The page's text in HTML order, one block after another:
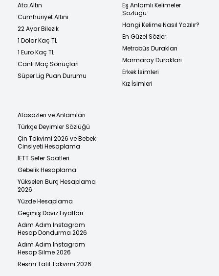
Ata Altın
Cumhuriyet Altını
22 Ayar Bilezik
1 Dolar Kaç TL
1 Euro Kaç TL
Canlı Maç Sonuçları
Süper Lig Puan Durumu
Eş Anlamlı Kelimeler
Sözlüğü
Hangi Kelime Nasıl Yazılır?
En Güzel Sözler
Metrobüs Durakları
Marmaray Durakları
Erkek İsimleri
Kız İsimleri
Atasözleri ve Anlamları
Türkçe Deyimler Sözlüğü
Çin Takvimi 2026 ve Bebek
Cinsiyeti Hesaplama
İETT Sefer Saatleri
Gebelik Hesaplama
Yükselen Burç Hesaplama
2026
Yüzde Hesaplama
Geçmiş Döviz Fiyatları
Adım Adım Instagram
Hesap Dondurma 2026
Adım Adım Instagram
Hesap Silme 2026
Resmi Tatil Takvimi 2026